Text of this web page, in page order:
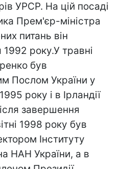
УРСР. На цій посаді
Прем'єр-міністра
питань він
року.У травні
був
Послом України у
року і в Ірландії
завершення
1998 року був
Інституту
НАН України, а в